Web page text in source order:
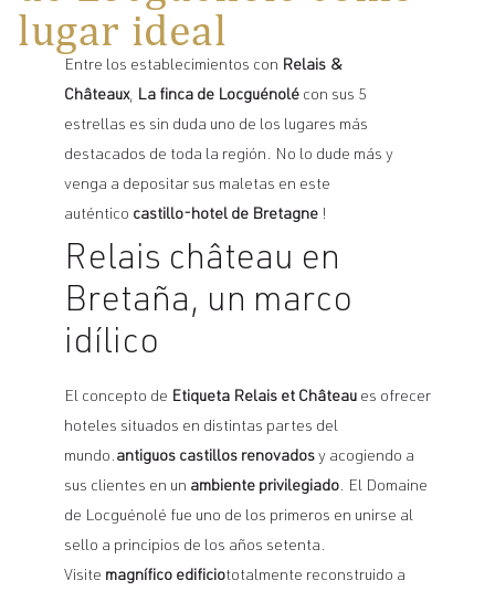
lugar ideal
Entre los establecimientos con Relais &
Châteaux, La finca de Locguénolé con sus 5
estrellas es sin duda uno de los lugares más
destacados de toda la región. No lo dude más y
venga a depositar sus maletas en este
auténtico castillo-hotel de Bretagne!
Relais château en
Bretaña, un marco
idílico
El concepto de Etiqueta Relais et Châteaues ofrecer
hoteles situados en distintas partes del
mundo. antiguos castillos renovadosy acogiendo a
sus clientes en un ambiente privilegiado. El Domaine
de Locguénolé fue uno de los primeros en unirse al
sello a principios de los años setenta.
Visite magnífico edificiototalmente reconstruido a